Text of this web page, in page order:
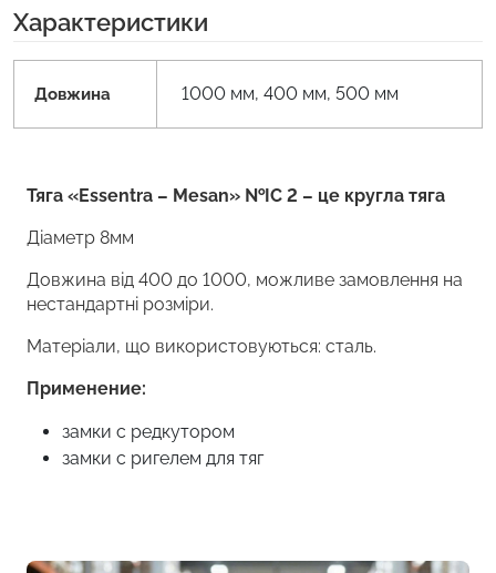
Характеристики
Довжина 1000 мм, 400 мм, 500 мм
Тяга «Essentra – Mesan» №IC 2 – це кругла тяга
Діаметр 8мм
Довжина від 400 до 1000, можливе замовлення на
нестандартні розміри.
Матеріали, що використовуються: сталь.
Применение:
замки с редкутором
замки с ригелем для тяг